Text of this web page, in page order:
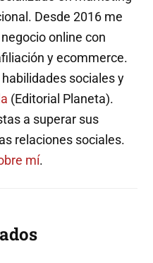
Desde 2016 me
online con
y ecommerce.
sociales y
(Editorial Planeta).
a superar sus
relaciones sociales.
mí.